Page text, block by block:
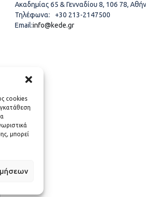
cookies
μπορεί
Ακαδημίας 65 & Γενναδίου 8, 106 78,
Τηλέφωνα:
+30 213-2147500
Email:info@kede.gr